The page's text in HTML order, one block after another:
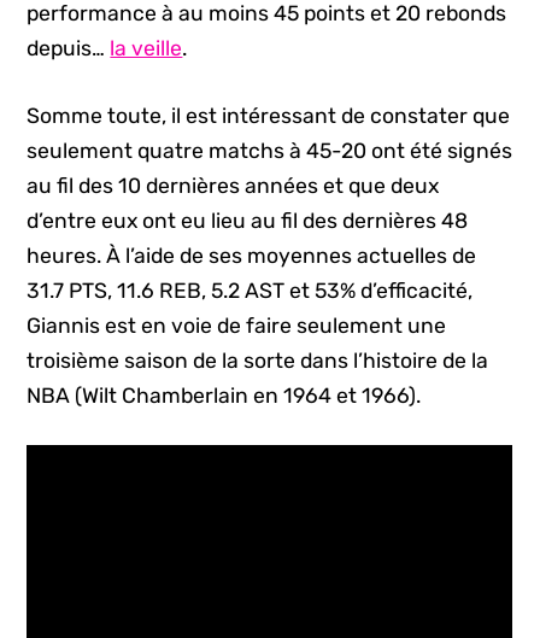
performance à au moins 45 points et 20 rebonds
depuis… la veille.
Somme toute, il est intéressant de constater que
seulement quatre matchs à 45-20 ont été signés
au fil des 10 dernières années et que deux
d’entre eux ont eu lieu au fil des dernières 48
heures. À l’aide de ses moyennes actuelles de
31.7 PTS, 11.6 REB, 5.2 AST et 53% d’efficacité,
Giannis est en voie de faire seulement une
troisième saison de la sorte dans l’histoire de la
NBA (Wilt Chamberlain en 1964 et 1966).